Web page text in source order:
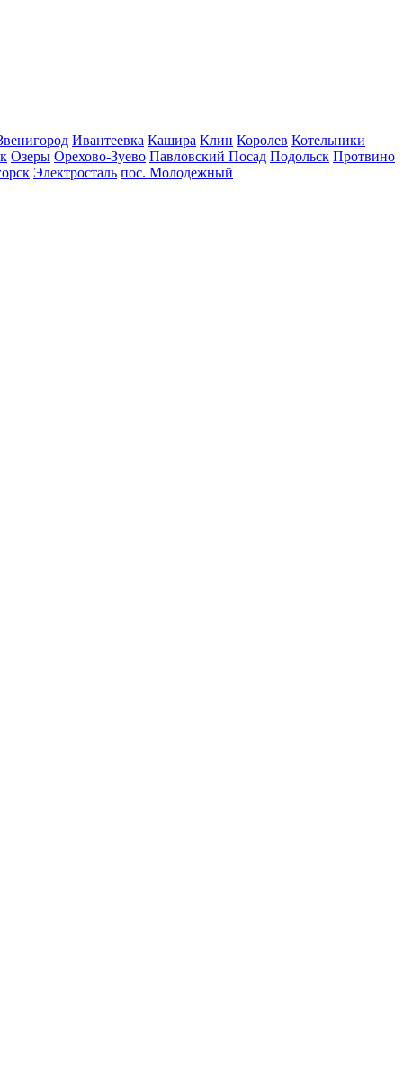
Ивантеевка Кашира Клин Королев Котельники
Озеры Орехово-Зуево Павловский Посад Подольск Протвино
Электросталь пос. Молодежный